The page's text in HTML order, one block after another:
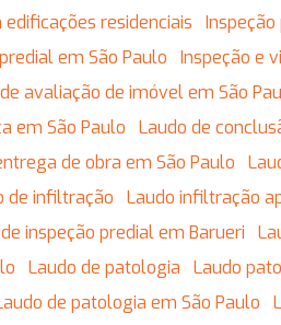
residenciais
em São Paulo
Inspeção e
de avaliação de imóvel em São
em São Paulo
Laudo de
de obra em São Paulo
de infiltração Laudo infiltração
de inspeção predial em Barueri
Laudo de patologia
Laudo
Laudo de patologia em São Paulo